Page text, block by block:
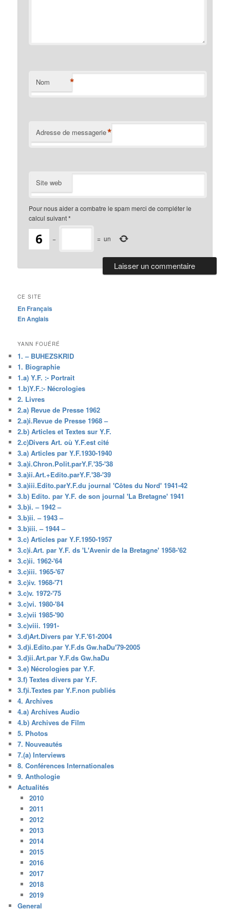
Nom *
Adresse de messagerie*
Site web
Pour nous aider a combatre le spam merci de compléter le
calcul suivant*
− = un
CE SITE
En Français
En Anglais
YANN FOUÉRÉ
1. – BUHEZSKRID
1. Biographie
1.a) Y.F. :- Portrait
1.b)Y.F.:- Nécrologies
2. Livres
2.a) Revue de Presse 1962
2.a)i.Revue de Presse 1968 –
2.b) Articles et Textes sur Y.F.
2.c)Divers Art. où Y.F.est cité
3.a) Articles par Y.F.1930-1940
3.a)i.Chron.Polit.parY.F.'35-'38
3.a)ii.Art.+Edito.parY.F.'38-'39
3.a)iii.Edito.parY.F.du journal 'Côtes du Nord' 1941-42
3.b) Edito. par Y.F. de son journal 'La Bretagne' 1941
3.b)i. – 1942 –
3.b)ii. – 1943 –
3.b)iii. – 1944 –
3.c) Articles par Y.F.1950-1957
3.c)i.Art. par Y.F. ds 'L'Avenir de la Bretagne' 1958-'62
3.c)ii. 1962-'64
3.c)iii. 1965-'67
3.c)iv. 1968-'71
3.c)v. 1972-'75
3.c)vi. 1980-'84
3.c)vii 1985-'90
3.c)viii. 1991-
3.d)Art.Divers par Y.F.'61-2004
3.d)i.Edito.par Y.F.ds Gw.haDu'79-2005
3.d)ii.Art.par Y.F.ds Gw.haDu
3.e) Nécrologies par Y.F.
3.f) Textes divers par Y.F.
3.f)i.Textes par Y.F.non publiés
4. Archives
4.a) Archives Audio
4.b) Archives de Film
5. Photos
7. Nouveautés
7.(a) Interviews
8. Conférences Internationales
9. Anthologie
Actualités
2010
2011
2012
2013
2014
2015
2016
2017
2018
2019
General